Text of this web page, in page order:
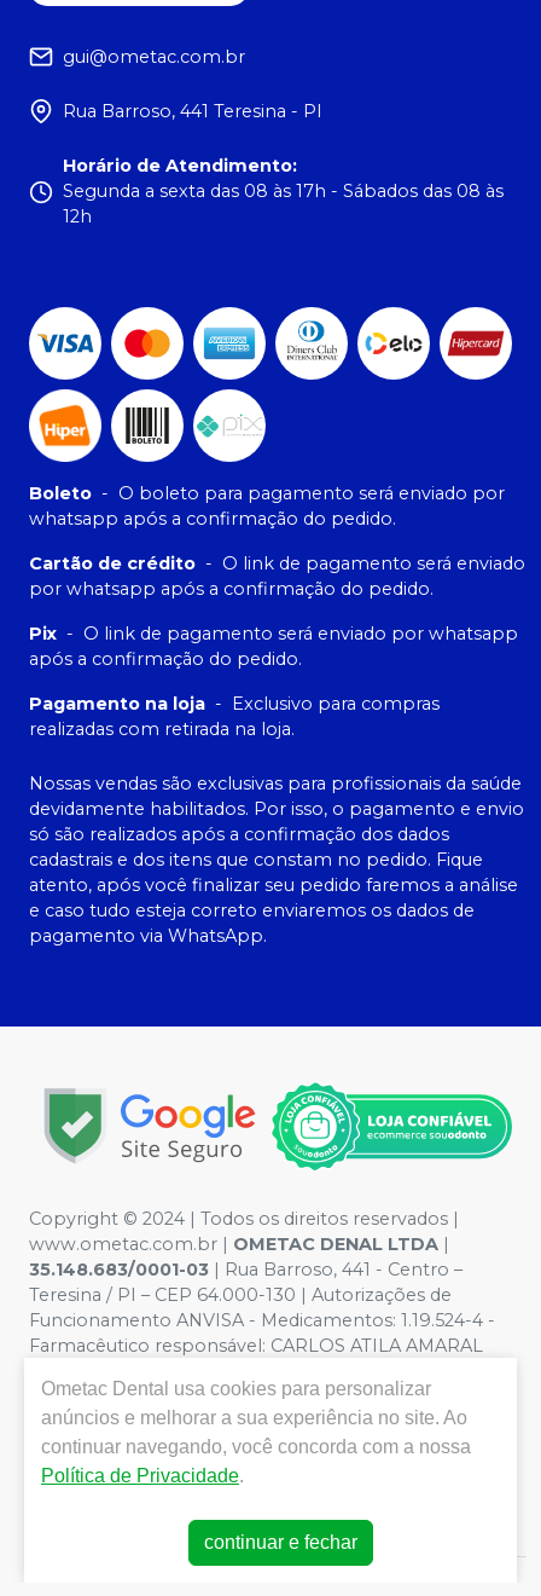
gui@ometac.com.br
Rua Barroso, 441 Teresina - PI
Horário de Atendimento:
Segunda a sexta das 08 às 17h - Sábados das 08 às
12h
Boleto - O boleto para pagamento será enviado por
whatsapp após a confirmação do pedido.
Cartão de crédito - O link de pagamento será enviado
por whatsapp após a confirmação do pedido.
Pix - O link de pagamento será enviado por whatsapp
após a confirmação do pedido.
Pagamento na loja - Exclusivo para compras
realizadas com retirada na loja.
Nossas vendas são exclusivas para profissionais da saúde
devidamente habilitados. Por isso, o pagamento e envio
só são realizados após a confirmação dos dados
cadastrais e dos itens que constam no pedido. Fique
atento, após você finalizar seu pedido faremos a análise
e caso tudo esteja correto enviaremos os dados de
pagamento via WhatsApp.
Copyright © 2024 | Todos os direitos reservados |
www.ometac.com.br | OMETAC DENAL LTDA |
35.148.683/0001-03 | Rua Barroso, 441 - Centro –
Teresina / PI – CEP 64.000-130 | Autorizações de
Funcionamento ANVISA - Medicamentos: 1.19.524-4 -
Farmacêutico responsável: CARLOS ATILA AMARAL
Segurança - Fotos meramente ilustrativas - Os preços e
condições da loja virtual estão sujeitos a alterações. Em
caso de divergência de preços no site, o valor válido é o
do Carrinho de Compra. Não vendemos por atacado
compras de grandes volumes pelo site.
Ometac Dental usa cookies para personalizar
anúncios e melhorar a sua experiência no site. Ao
continuar navegando, você concorda com a nossa
Política de Privacidade.
continuar e fechar